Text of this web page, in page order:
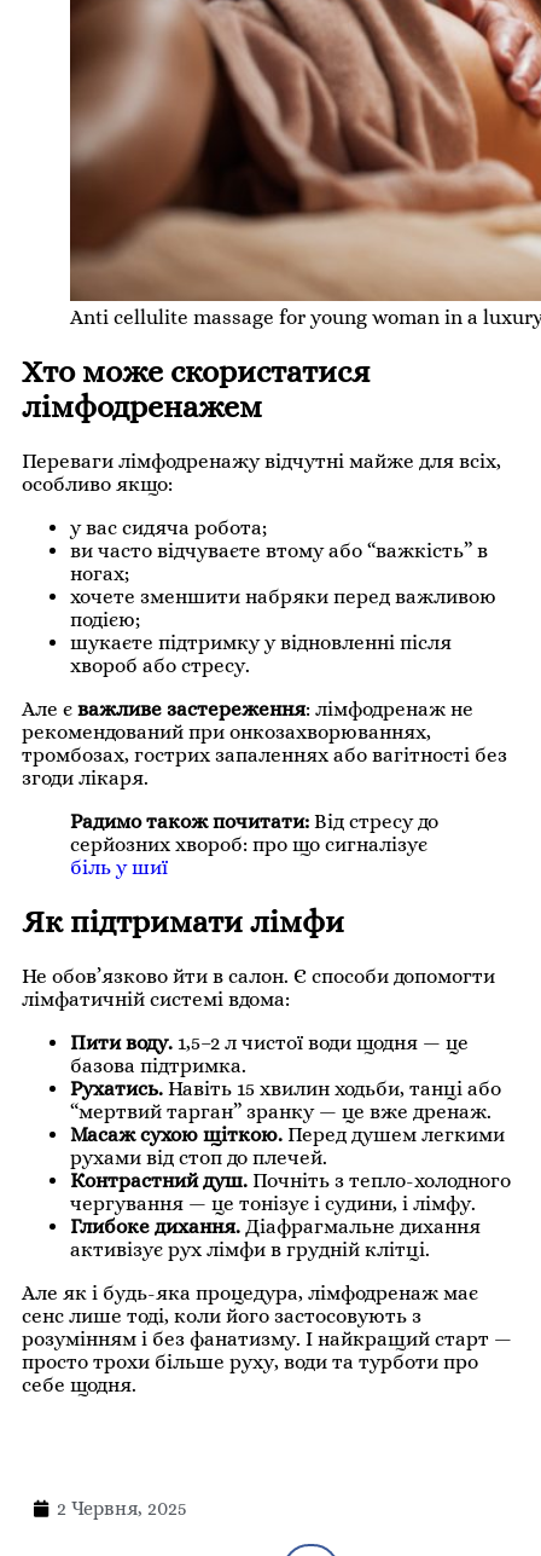
Anti cellulite massage for young woman in a
Хто може скористатися
лімфодренажем
Переваги лімфодренажу відчутні майже для всіх,
особливо якщо:
у вас сидяча робота;
ви часто відчуваєте втому або “важкість” в
ногах;
хочете зменшити набряки перед важливою
подією;
шукаєте підтримку у відновленні після
хвороб або стресу.
Але є важливе застереження: лімфодренаж не
рекомендований при онкозахворюваннях,
тромбозах, гострих запаленнях або вагітності без
згоди лікаря.
Радимо також почитати: Від стресу до
серйозних хвороб: про що сигналізує
біль у шиї
Як підтримати лімфи
Не обов’язково йти в салон. Є способи допомогти
лімфатичній системі вдома:
Пити воду. 1,5–2 л чистої води щодня — це
базова підтримка.
Рухатись. Навіть 15 хвилин ходьби, танці або
“мертвий тарган” зранку — це вже дренаж.
Масаж сухою щіткою. Перед душем легкими
рухами від стоп до плечей.
Контрастний душ. Почніть з тепло-холодного
чергування — це тонізує і судини, і лімфу.
Глибоке дихання. Діафрагмальне дихання
активізує рух лімфи в грудній клітці.
Але як і будь-яка процедура, лімфодренаж має
сенс лише тоді, коли його застосовують з
розумінням і без фанатизму. І найкращий старт —
просто трохи більше руху, води та турботи про
себе щодня.
2 Червня, 2025